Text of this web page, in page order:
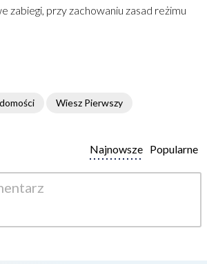
zabiegi, przy zachowaniu zasad reżimu
Wiesz Pierwszy
Popularne
Najnowsze